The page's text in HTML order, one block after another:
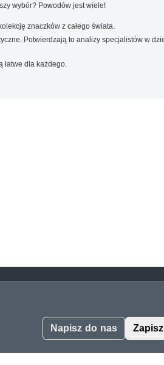
wybór? Powodów jest wiele!
znaczków z całego świata.
Potwierdzają to analizy specjalistów w
łatwe dla każdego.
Napisz do nas